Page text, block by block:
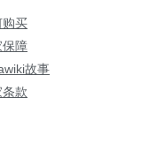
购买
保障
故事
款